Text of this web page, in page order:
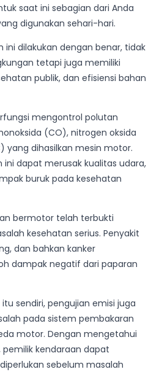
saat ini sebagian dari Anda
digunakan sehari-hari.
ini dilakukan dengan benar, tidak
tetapi juga memiliki
publik, dan efisiensi bahan
mengontrol polutan
(CO), nitrogen oksida
yang dihasilkan mesin motor.
dapat merusak kualitas udara,
buruk pada kesehatan
bermotor telah terbukti
kesehatan serius. Penyakit
dan bahkan kanker
dampak negatif dari paparan
sendiri, pengujian emisi juga
pada sistem pembakaran
motor. Dengan mengetahui
kendaraan dapat
sebelum masalah